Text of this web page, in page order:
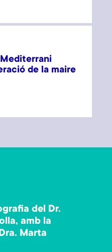
de la maire
del Dr.
amb la
Marta